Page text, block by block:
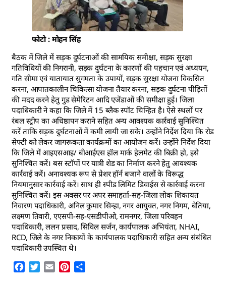
फोटो : मोहन सिंह
बैठक में जिले में सड़क दुर्घटनाओं की सामयिक समीक्षा, सड़क सुरक्षा
गतिविधियों की निगरानी, सड़क दुर्घटना के कारणों की पहचान एवं अध्ययन,
गति सीमा एवं यातायात सुगमता के उपायों, सड़क सुरक्षा योजना विकसित
करना, आपातकालीन चिकित्सा योजना तैयार करना, सड़क दुर्घटना पीड़ितों
की मदद करने हेतु गुड सेमेरिटन आदि एजेंडाओं की समीक्षा हुई। जिला
पदाधिकारी ने कहा कि जिले में 15 ब्लैक स्पॉट चिन्हित है। ऐसे स्थलों पर
रंबल स्ट्रीप का अधिष्ठापन कराने सहित अन्य आवश्यक कार्रवाई सुनिश्चित
करें ताकि सड़क दुर्घटनाओं में कमी लायी जा सके। उन्होंने निर्देश दिया कि रोड
सेफ्टी को लेकर जागरूकता कार्यक्रमों का आयोजन करें। उन्होंने निर्देश दिया
कि जिले में आइएसआइ/ बीआईएस हॉल मार्क हेलमेट की बिक्री हो, इसे
सुनिश्चित करें। बस स्टॉपों पर यात्री शेड का निर्माण करने हेतु आवश्यक
कार्रवाई करें। अनावश्यक रूप से प्रेशर हॉर्न बजाने वालों के विरूद्ध
नियमानुसार कार्रवाई करें। साथ ही स्पीड लिमिट डिवाईस से कार्रवाई करना
सुनिश्चित करें। इस अवसर पर अपर समाहर्ता-सह-जिला लोक शिकायत
निवारण पदाधिकारी, अनिल कुमार सिन्हा, नगर आयुक्त, नगर निगम, बेतिया,
लक्ष्मण तिवारी, एएसपी-सह-एसडीपीओ, रामनगर, जिला परिवहन
पदाधिकारी, ललन प्रसाद, सिविल सर्जन, कार्यपालक अभियंता, NHAI,
RCD, जिले के नगर निकायों के कार्यपालक पदाधिकारी सहित अन्य संबंधित
पदाधिकारी उपस्थित थे।
Facebook
Twitter
Email Pinterest